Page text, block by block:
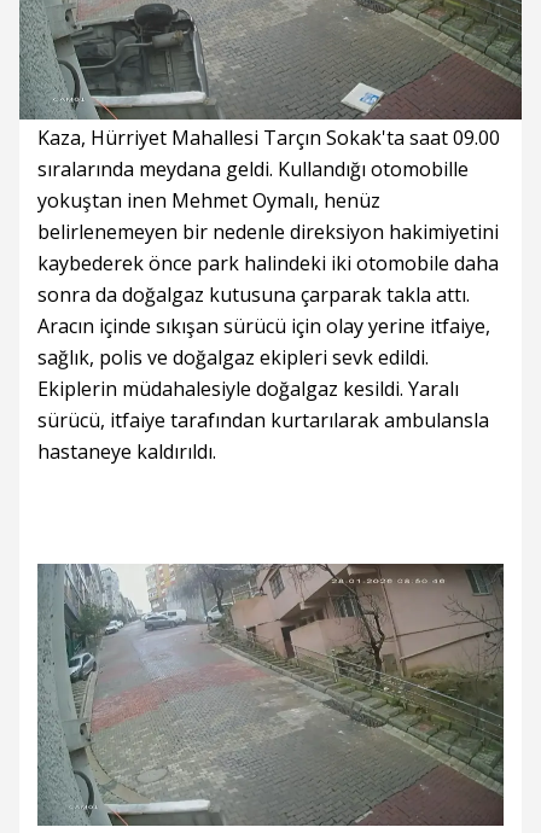
Süre
/
Toplam
Süre Yüklendi:
0%
Yükleniyor:
0%
Kaza, Hürriyet Mahallesi Tarçın Sokak'ta saat 09.00
sıralarında meydana geldi. Kullandığı otomobille
yokuştan inen Mehmet Oymalı, henüz
belirlenemeyen bir nedenle direksiyon hakimiyetini
kaybederek önce park halindeki iki otomobile daha
sonra da doğalgaz kutusuna çarparak takla attı.
Aracın içinde sıkışan sürücü için olay yerine itfaiye,
sağlık, polis ve doğalgaz ekipleri sevk edildi.
Ekiplerin müdahalesiyle doğalgaz kesildi. Yaralı
sürücü, itfaiye tarafından kurtarılarak ambulansla
hastaneye kaldırıldı.